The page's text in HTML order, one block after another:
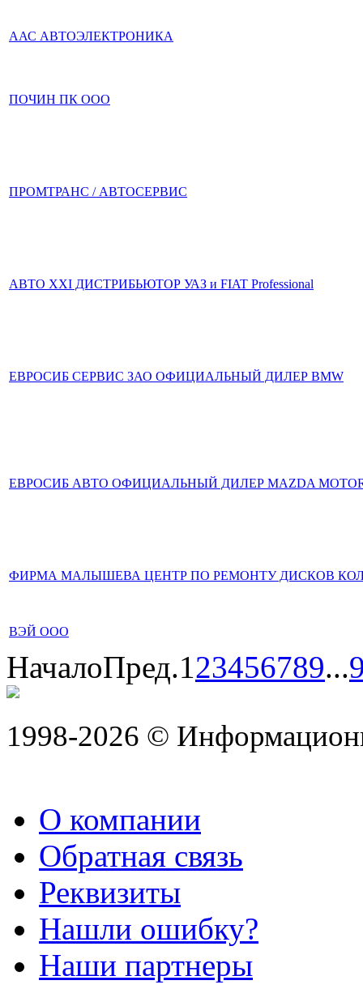
ААС АВТОЭЛЕКТРОНИКА
ПОЧИН ПК ООО
ПРОМТРАНС / АВТОСЕРВИС
АВТО XXI ДИСТРИБЬЮТОР УАЗ и FIAT Professional
ЕВРОСИБ СЕРВИС ЗАО ОФИЦИАЛЬНЫЙ ДИЛЕР BMW
ЕВРОСИБ АВТО ОФИЦИАЛЬНЫЙ ДИЛЕР MAZDA
ФИРМА МАЛЫШЕВА ЦЕНТР ПО РЕМОНТУ ДИСКОВ
ВЭЙ ООО
НачалоПред.123456789...
1998-2026 ©
О компании
Обратная связь
Реквизиты
Нашли ошибку?
Наши партнеры